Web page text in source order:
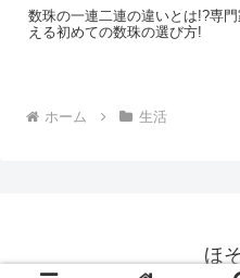
数珠の一連二連の違いとは!?専
える初めての数珠の選び方!
ホーム 生活
ほ